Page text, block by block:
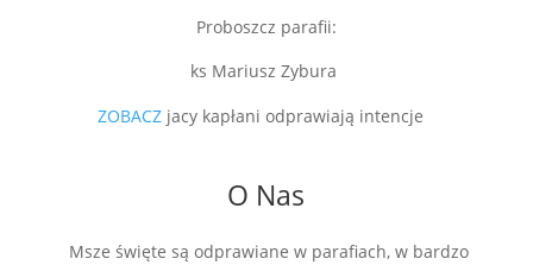
Proboszcz parafii:
ks Mariusz Zybura
ZOBACZjacy kapłani odprawiają intencje
O Nas
Msze święte są odprawiane w parafiach, w bardzo